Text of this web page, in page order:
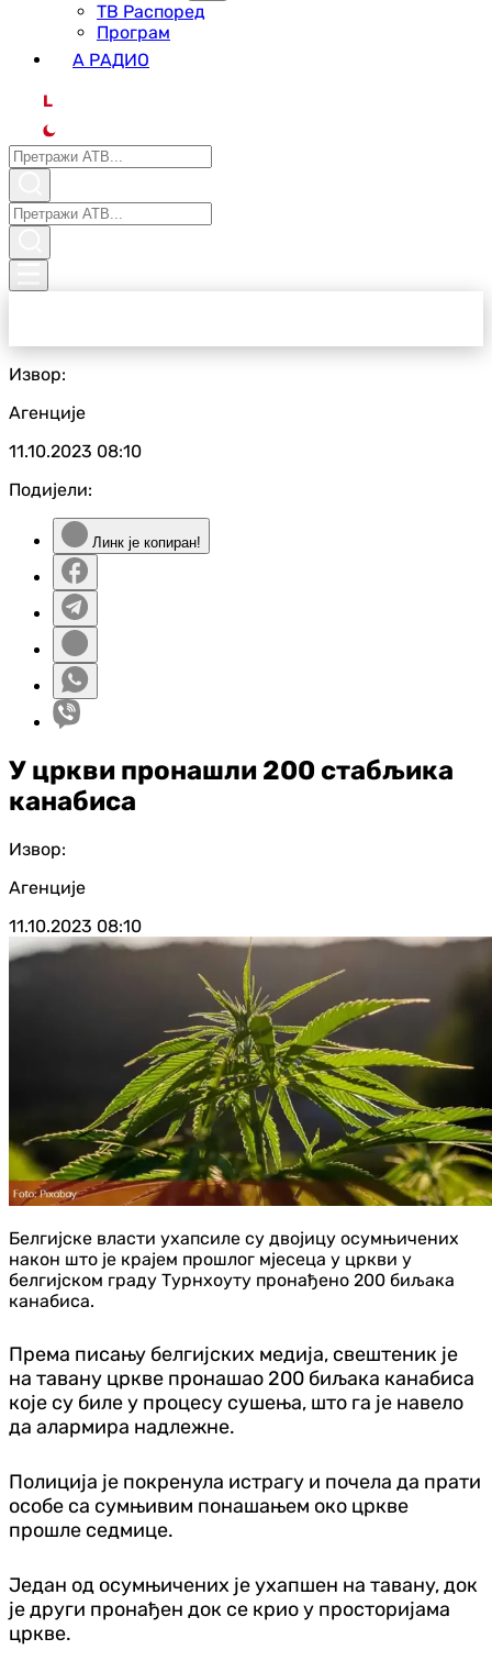
ТВ Распоред
Програм
А РАДИО
L
Извор:
Агенције
11.10.2023 08:10
Подијели:
Линк је копиран!
У цркви пронашли 200 стабљика
канабиса
Извор:
Агенције
11.10.2023 08:10
Белгијске власти ухапсиле су двојицу осумњичених
након што је крајем прошлог мјесеца у цркви у
белгијском граду Турнхоуту пронађено 200 биљака
канабиса.
Према писању белгијских медија, свештеник је
на тавану цркве пронашао 200 биљака канабиса
које су биле у процесу сушења, што га је навело
да алармира надлежне.
Полиција је покренула истрагу и почела да прати
особе са сумњивим понашањем око цркве
прошле седмице.
Један од осумњичених је ухапшен на тавану, док
је други пронађен док се крио у просторијама
цркве.